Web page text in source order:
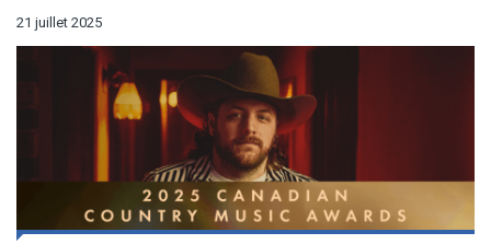
21 juillet 2025